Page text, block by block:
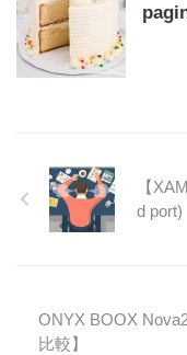
【
d port)
ONYX BOOX
比較】